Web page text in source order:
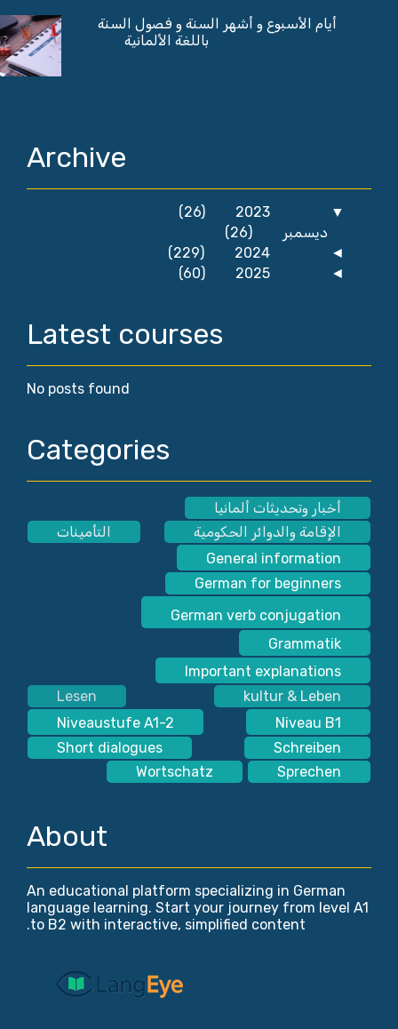
أيام الأسبوع و أشهر السنة و فصول السنة
باللغة الألمانية
Archive
▼
2023
(26)
ديسمبر
(26)
◄
2024
(229)
◄
2025
(60)
Latest courses
No posts found
Categories
أخبار وتحديثات ألمانيا
الإقامة والدوائر الحكومية
التأمينات
General information
German for beginners
German verb conjugation
Grammatik
Important explanations
kultur & Leben
Lesen
Niveau B1
Niveaustufe A1-2
Schreiben
Short dialogues
Sprechen
Wortschatz
About
An educational platform specializing in German
language learning. Start your journey from level A1
to B2 with interactive, simplified content.